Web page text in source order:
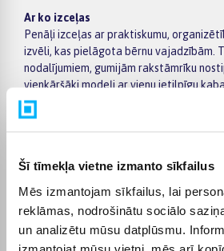
Šī tīmekļa vietne izmanto sīkfailus
Mēs izmantojam sīkfailus, lai
reklāmas, nodrošinātu sociālo
un analizētu mūsu datplūsmu.
izmantojat mūsu vietni, mēs arī
Ar ko izceļas
Penāļi izceļas ar praktiskumu,
izvēli, kas pielāgota bērnu vajadzībām.
nodalījumiem, gumijām rakstāmrīku
vienkāršāki modeļi ar vienu ietilpīgu
veidoti tā, lai būtu ērti lietojami un
kārtību ikdienā.
Penāļi var būt cietie vai mīkstie, ar vienu
piederumiem. Cietie penāļi ar
jaunākiem bērniem, savukārt
biežāk tiek izvēlēti vecākiem skolēniem.
ņemt vērā bērna vecumu, nepieciešamo